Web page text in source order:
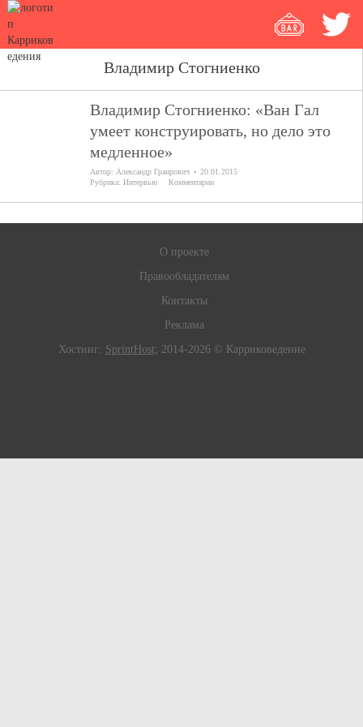
Владимир Стогниенко
Владимир Стогниенко: «Ван Гал
умеет конструировать, но дело это
медленное»
Автор: Александр Граирович
20.01.2015
Рубрика:Интервью Комментарии
О проекте
Правообладателям
Контакты
Реклама
Хостинг: SprintHost; 2014-2026 © Карриковедение